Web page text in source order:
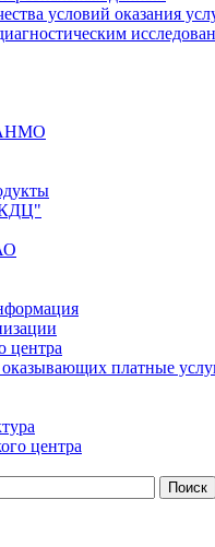
условий оказания
АНМО
центра
платные
центра